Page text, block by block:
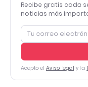
Recibe gratis cada
noticias más
Acepto el Aviso legal y la